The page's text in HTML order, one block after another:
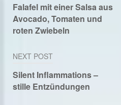
Falafel mit einer Salsa aus
Avocado, Tomaten und
roten Zwiebeln
NEXT POST
Silent Inflammations –
stille Entzündungen